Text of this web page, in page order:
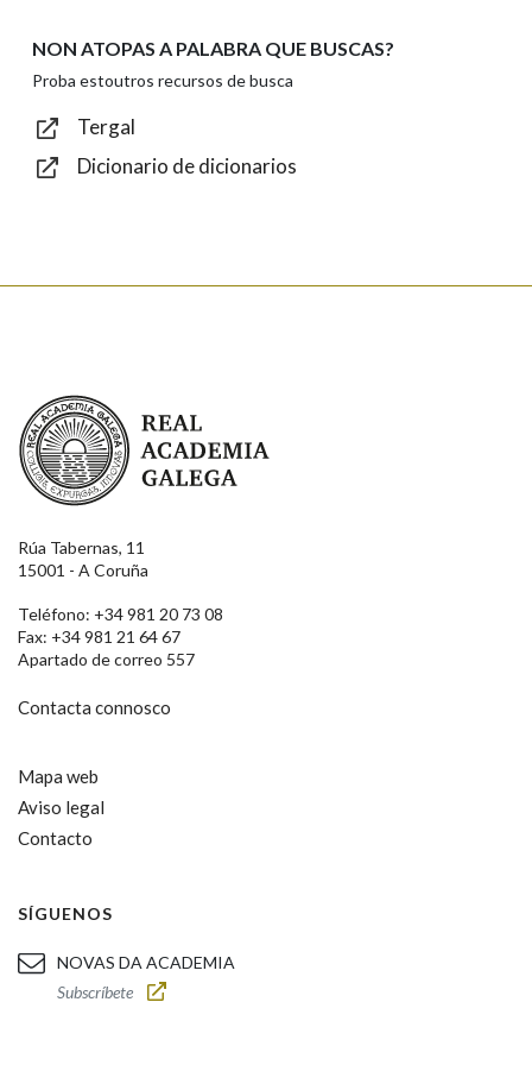
Introduce o código que aparece na imaxe:
Texto de verificación
NON ATOPAS A PALABRA QUE BUSCAS?
Proba estoutros recursos de busca
Tergal
Dicionario de dicionarios
Real Academia Galega
Rúa Tabernas, 11
15001 - A Coruña
Teléfono: +34 981 20 73 08
Fax: +34 981 21 64 67
Apartado de correo 557
Contacta connosco
Mapa web
Aviso legal
Contacto
SÍGUENOS
NOVAS DA ACADEMIA
Subscríbete